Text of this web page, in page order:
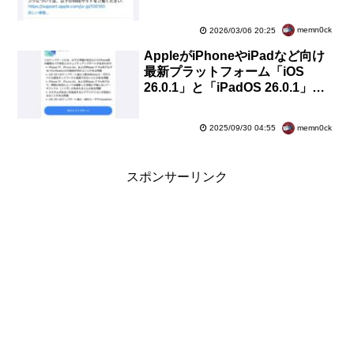
2026/03/06 20:25 memn0ck
AppleがiPhoneやiPadなど向け
最新プラットフォーム「iOS
26.0.1」と「iPadOS 26.0.1」を
2025/09/30 04:55 memn0ck
スポンサーリンク